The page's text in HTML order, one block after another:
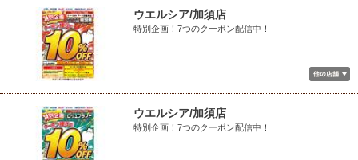
ウエルシア/加須店
特別企画！7つのクーポン配信中！
ウエルシア/加須店
特別企画！7つのクーポン配信中！